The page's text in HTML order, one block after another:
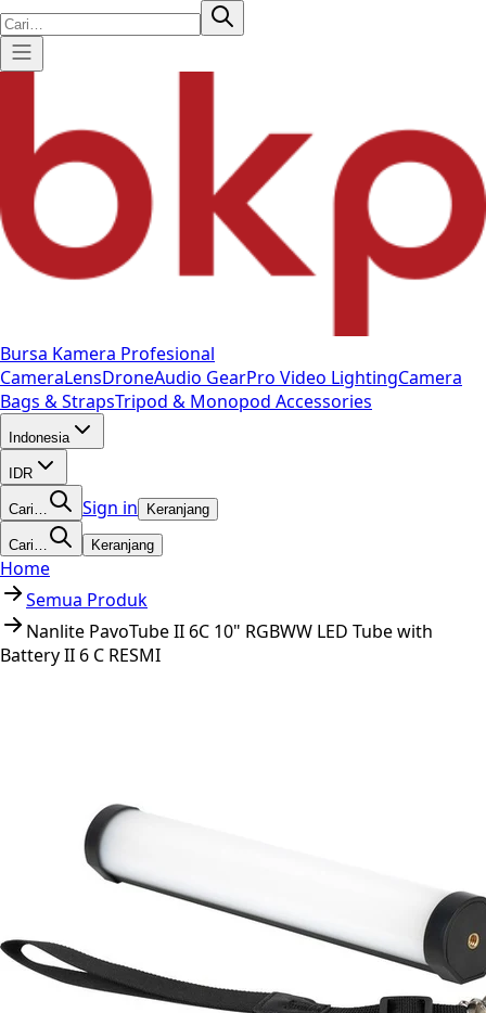
Bursa Kamera Profesional
CameraLensDroneAudio GearPro Video LightingCamera
Bags & StrapsTripod & Monopod Accessories
Indonesia
IDR
Cari… Sign in Keranjang
Cari… Keranjang
Home
Semua Produk
Nanlite PavoTube II 6C 10" RGBWW LED Tube with
Battery II 6 C RESMI